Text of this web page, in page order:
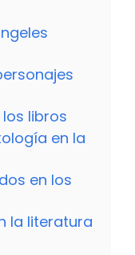
libros
en la
en los
la literatura